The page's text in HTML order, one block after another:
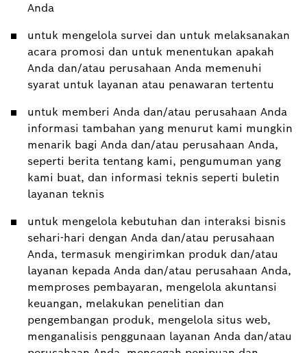
Anda
untuk mengelola survei dan untuk melaksanakan
acara promosi dan untuk menentukan apakah
Anda dan/atau perusahaan Anda memenuhi
syarat untuk layanan atau penawaran tertentu
untuk memberi Anda dan/atau perusahaan Anda
informasi tambahan yang menurut kami mungkin
menarik bagi Anda dan/atau perusahaan Anda,
seperti berita tentang kami, pengumuman yang
kami buat, dan informasi teknis seperti buletin
layanan teknis
untuk mengelola kebutuhan dan interaksi bisnis
sehari-hari dengan Anda dan/atau perusahaan
Anda, termasuk mengirimkan produk dan/atau
layanan kepada Anda dan/atau perusahaan Anda,
memproses pembayaran, mengelola akuntansi
keuangan, melakukan penelitian dan
pengembangan produk, mengelola situs web,
menganalisis penggunaan layanan Anda dan/atau